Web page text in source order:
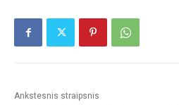
Ankstesnis straipsnis